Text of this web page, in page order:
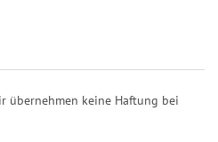
übernehmen keine Haftung bei